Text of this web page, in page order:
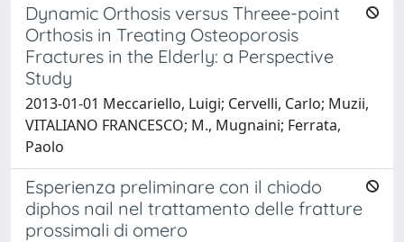
Dynamic Orthosis versus Threee-point
Orthosis in Treating Osteoporosis
Fractures in the Elderly: a Perspective
Study
2013-01-01 Meccariello, Luigi; Cervelli, Carlo; Muzii,
VITALIANO FRANCESCO; M., Mugnaini; Ferrata,
Paolo
Esperienza preliminare con il chiodo
diphos nail nel trattamento delle fratture
prossimali di omero